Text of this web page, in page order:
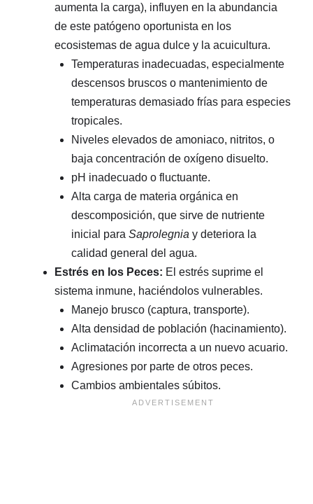
aumenta la carga), influyen en la abundancia
de este patógeno oportunista en los
ecosistemas de agua dulce y la acuicultura.
Temperaturas inadecuadas, especialmente
descensos bruscos o mantenimiento de
temperaturas demasiado frías para especies
tropicales.
Niveles elevados de amoniaco, nitritos, o
baja concentración de oxígeno disuelto.
pH inadecuado o fluctuante.
Alta carga de materia orgánica en
descomposición, que sirve de nutriente
inicial para Saprolegnia y deteriora la
calidad general del agua.
Estrés en los Peces: El estrés suprime el
sistema inmune, haciéndolos vulnerables.
Manejo brusco (captura, transporte).
Alta densidad de población (hacinamiento).
Aclimatación incorrecta a un nuevo acuario.
Agresiones por parte de otros peces.
Cambios ambientales súbitos.